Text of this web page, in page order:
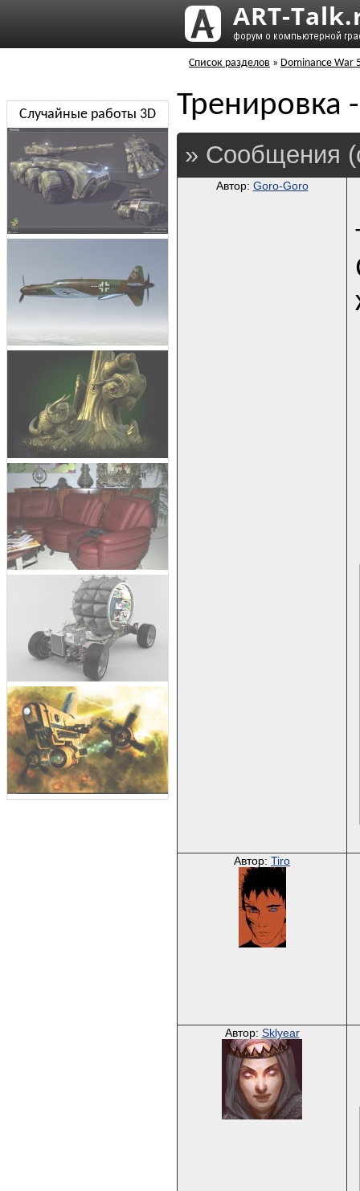
Список разделов » Dominance War
» Сообщения
Автор: Goro-Goro
Автор: Tiro
Автор: Sklyear
Случайные работы 3D